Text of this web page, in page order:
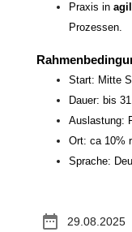
Praxis in
Prozessen.
Start: Mitte
Dauer: bis
Auslastung:
Ort: ca 10%
Sprache:
date_range 29.08.2025